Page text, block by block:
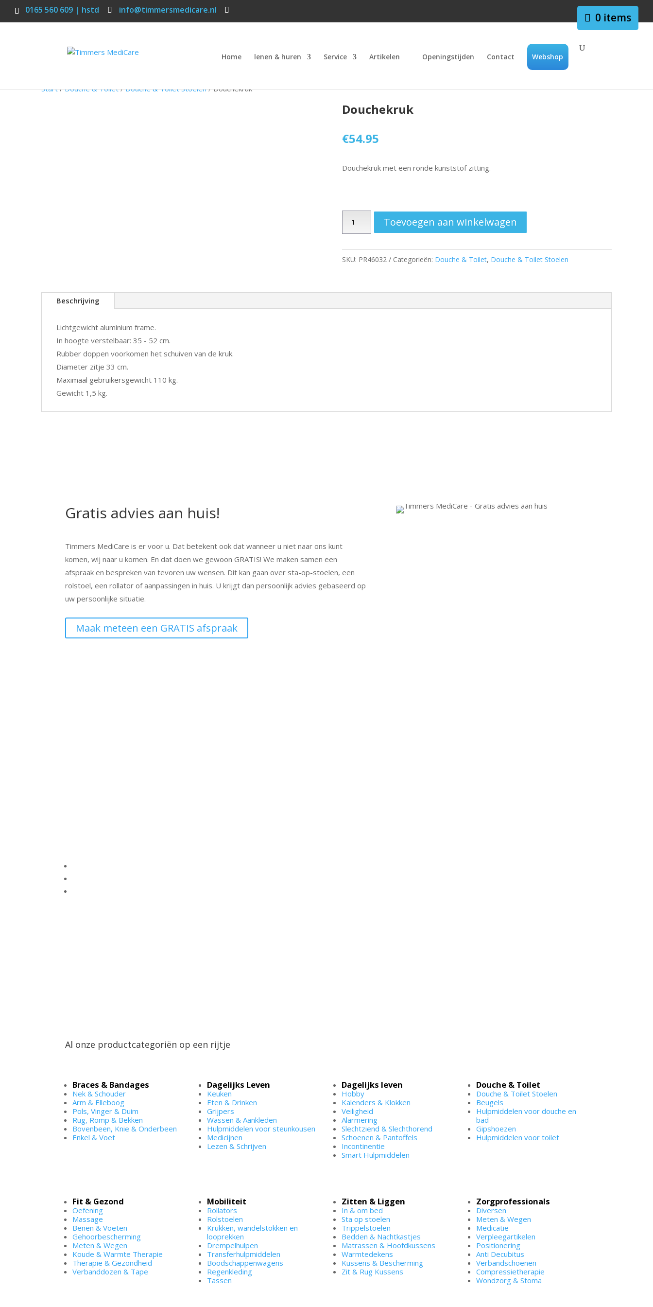
0165 560 609 | hstd info@timmersmedicare.nl
0 items
Home lenen & huren Service Artikelen Openingstijden Contact Webshop
Start/Douche & Toilet/Douche & Toilet Stoelen/ Douchekruk
Douchekruk
€54.95
Douchekruk met een ronde kunststof zitting.
Toevoegen aan winkelwagen
SKU: PR46032 Categorieën: Douche & Toilet, Douche & Toilet Stoelen
Beschrijving
Lichtgewicht aluminium frame.
In hoogte verstelbaar: 35 - 52 cm.
Rubber doppen voorkomen het schuiven van de kruk.
Diameter zitje 33 cm.
Maximaal gebruikersgewicht 110 kg.
Gewicht 1,5 kg.
Gratis advies aan huis!
Timmers MediCare is er voor u. Dat betekent ook dat wanneer u niet naar ons kunt
komen, wij naar u komen. En dat doen we gewoon GRATIS! We maken samen een
afspraak en bespreken van tevoren uw wensen. Dit kan gaan over sta-op-stoelen, een
rolstoel, een rollator of aanpassingen in huis. U krijgt dan persoonlijk advies gebaseerd op
uw persoonlijke situatie.
Maak meteen een GRATIS afspraak
Al onze productcategoriën op een rijtje
Braces & Bandages
Nek & Schouder
Arm & Elleboog
Pols, Vinger & Duim
Rug, Romp & Bekken
Bovenbeen, Knie & Onderbeen
Enkel & Voet
Dagelijks Leven
Keuken
Eten & Drinken
Grijpers
Wassen & Aankleden
Hulpmiddelen voor steunkousen
Medicijnen
Lezen & Schrijven
Dagelijks leven
Hobby
Kalenders & Klokken
Veiligheid
Alarmering
Slechtziend & Slechthorend
Schoenen & Pantoffels
Incontinentie
Smart Hulpmiddelen
Douche & Toilet
Douche & Toilet Stoelen
Beugels
Hulpmiddelen voor douche en
bad
Gipshoezen
Hulpmiddelen voor toilet
Fit & Gezond
Oefening
Massage
Benen & Voeten
Gehoorbescherming
Meten & Wegen
Koude & Warmte Therapie
Therapie & Gezondheid
Verbanddozen & Tape
Mobiliteit
Rollators
Rolstoelen
Krukken, wandelstokken en
looprekken
Drempelhulpen
Transferhulpmiddelen
Boodschappenwagens
Regenkleding
Tassen
Zitten & Liggen
In & om bed
Sta op stoelen
Trippelstoelen
Bedden & Nachtkastjes
Matrassen & Hoofdkussens
Warmtedekens
Kussens & Bescherming
Zit & Rug Kussens
Zorgprofessionals
Diversen
Meten & Wegen
Medicatie
Verpleegartikelen
Positionering
Anti Decubitus
Verbandschoenen
Compressietherapie
Wondzorg & Stoma